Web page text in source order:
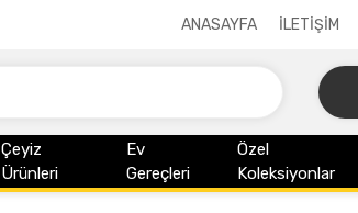
ANASAYFA İLETİŞİM
Çeyiz
Ürünleri
Ev
Gereçleri
Özel
Koleksiyonlar